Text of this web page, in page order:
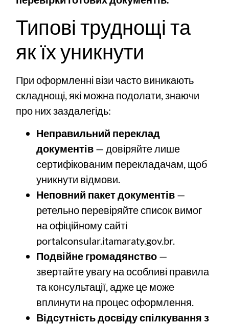
Типові труднощі та
як їх уникнути
При оформленні візи часто виникають
складнощі, які можна подолати, знаючи
про них заздалегідь:
Неправильний переклад
документів — довіряйте лише
сертифікованим перекладачам, щоб
уникнути відмови.
Неповний пакет документів —
ретельно перевіряйте список вимог
на офіційному сайті
portalconsular.itamaraty.gov.br.
Подвійне громадянство —
звертайте увагу на особливі правила
та консультації, адже це може
вплинути на процес оформлення.
Відсутність досвіду спілкування з